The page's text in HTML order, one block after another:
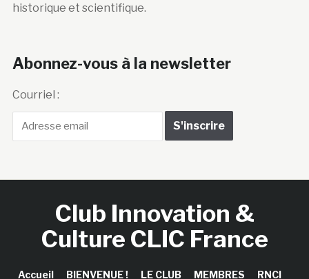
historique et scientifique.
Abonnez-vous à la newsletter
Courriel :
Club Innovation &
Culture CLIC France
Accueil BIENVENUE ! LE CLUB MEMBRES RNCI